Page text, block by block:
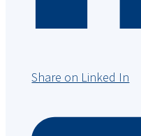
Share on Linked In